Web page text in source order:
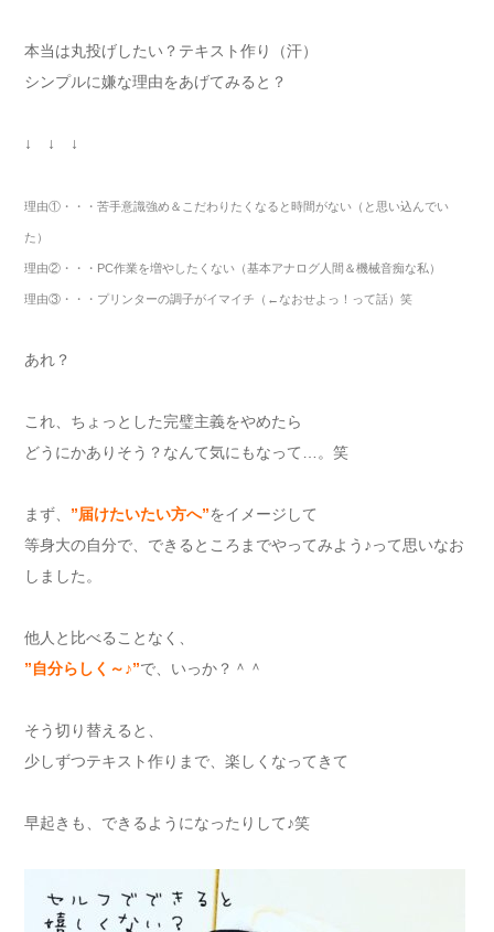
本当は丸投げしたい？テキスト作り（汗）
シンプルに嫌な理由をあげてみると？
↓ ↓ ↓
理由①・・・苦手意識強め＆こだわりたくなると時間がない（と思い込んでい
た）
理由②・・・ PC作業を増やしたくない（基本アナログ人間＆機械音痴な私）
理由③・・・プリンターの調子がイマイチ（ ← なおせよっ！って話）笑
あれ？
これ、ちょっとした完璧主義をやめたら
どうにかありそう？なんて気にもなって…。笑
まず、 ”届けたいたい方へ”をイメージして
等身大の自分で、できるところまでやってみよう♪って思いなお
しました。
他人と比べることなく、
”自分らしく～♪”で、いっか？＾＾
そう切り替えると、
少しずつテキスト作りまで、楽しくなってきて
早起きも、できるようになったりして♪笑